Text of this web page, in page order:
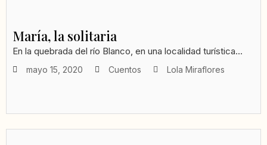
María, la solitaria
En la quebrada del río Blanco, en una localidad turística...
mayo 15, 2020 Cuentos Lola Miraflores